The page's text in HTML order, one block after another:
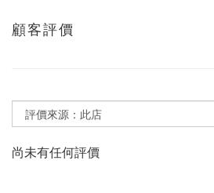
顧客評價
尚未有任何評價